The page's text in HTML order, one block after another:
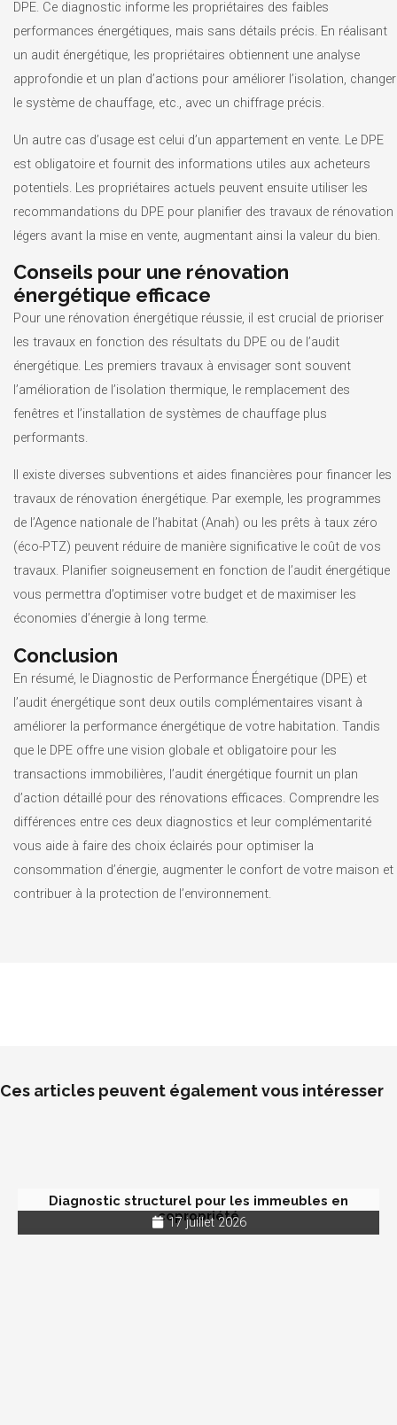
DPE. Ce diagnostic informe les propriétaires des faibles
performances énergétiques, mais sans détails précis. En réalisant
un audit énergétique, les propriétaires obtiennent une analyse
approfondie et un plan d’actions pour améliorer l’isolation, changer
le système de chauffage, etc., avec un chiffrage précis.
Un autre cas d’usage est celui d’un appartement en vente. Le DPE
est obligatoire et fournit des informations utiles aux acheteurs
potentiels. Les propriétaires actuels peuvent ensuite utiliser les
recommandations du DPE pour planifier des travaux de rénovation
légers avant la mise en vente, augmentant ainsi la valeur du bien.
Conseils pour une rénovation
énergétique efficace
Pour une rénovation énergétique réussie, il est crucial de prioriser
les travaux en fonction des résultats du DPE ou de l’audit
énergétique. Les premiers travaux à envisager sont souvent
l’amélioration de l’isolation thermique, le remplacement des
fenêtres et l’installation de systèmes de chauffage plus
performants.
Il existe diverses subventions et aides financières pour financer les
travaux de rénovation énergétique. Par exemple, les programmes
de l’Agence nationale de l’habitat (Anah) ou les prêts à taux zéro
(éco-PTZ) peuvent réduire de manière significative le coût de vos
travaux. Planifier soigneusement en fonction de l’audit énergétique
vous permettra d’optimiser votre budget et de maximiser les
économies d’énergie à long terme.
Conclusion
En résumé, le Diagnostic de Performance Énergétique (DPE) et
l’audit énergétique sont deux outils complémentaires visant à
améliorer la performance énergétique de votre habitation. Tandis
que le DPE offre une vision globale et obligatoire pour les
transactions immobilières, l’audit énergétique fournit un plan
d’action détaillé pour des rénovations efficaces. Comprendre les
différences entre ces deux diagnostics et leur complémentarité
vous aide à faire des choix éclairés pour optimiser la
consommation d’énergie, augmenter le confort de votre maison et
contribuer à la protection de l’environnement.
Ces articles peuvent également vous intéresser
Diagnostic structurel pour les immeubles en
copropriété
17 juillet 2026